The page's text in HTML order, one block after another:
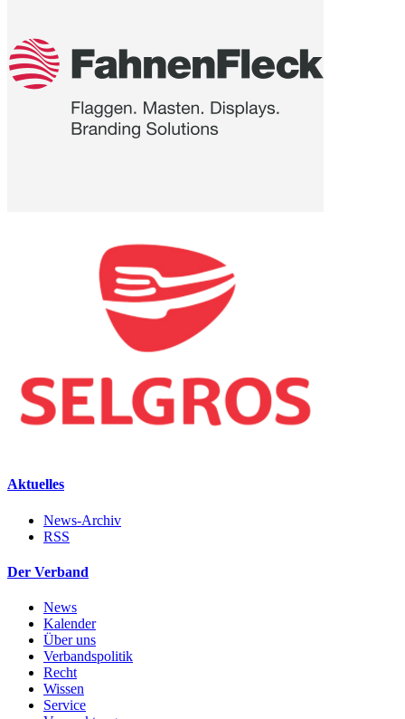
Aktuelles
News-Archiv
RSS
Der Verband
News
Kalender
Über uns
Verbandspolitik
Recht
Wissen
Service